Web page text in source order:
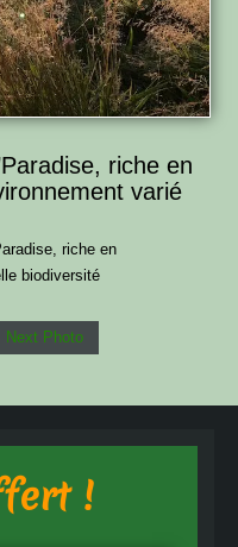
riche en
varié
riche en
biodiversité
Next Photo
!